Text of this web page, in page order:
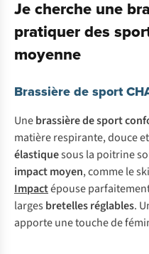
Je cherche une
pratiquer des
moyenne
Brassière de sport
Unebrassière de sport
matière respirante, douce
élastiquesous la poitrine
impact moyen, comme le
Impactépouse
larges bretelles réglables.
apporte une touche de